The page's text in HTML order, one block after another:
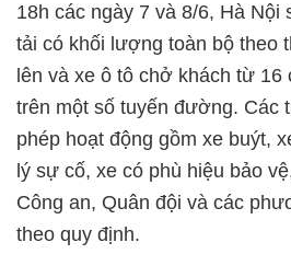
18h các ngày 7 và 8/6, Hà Nội
tải có khối lượng toàn bộ theo
lên và xe ô tô chở khách từ
trên một số tuyến đường.
phép hoạt động gồm xe buýt,
lý sự cố, xe có phù hiệu bảo
Công an, Quân đội và các
theo quy định.